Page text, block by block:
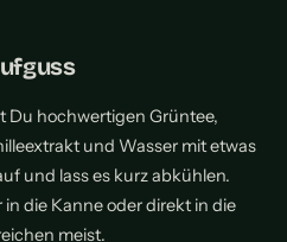
Du hochwertigen Grüntee,
und Wasser mit etwas
und lass es kurz abkühlen.
die Kanne oder direkt in die
meist.